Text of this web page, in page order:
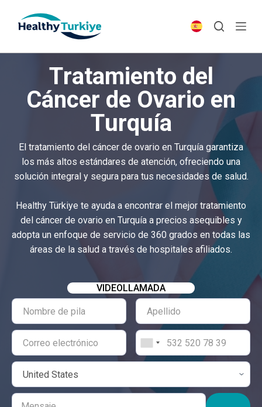
p
n
Tratamiento del
Cáncer de Ovario en
Turquía
El tratamiento del cáncer de ovario en Turquía garantiza
los más altos estándares de atención, ofreciendo una
solución integral y segura para tus necesidades de salud.
Healthy Türkiye te ayuda a encontrar el mejor tratamiento
del cáncer de ovario en Turquía a precios asequibles y
adopta un enfoque de servicio de 360 grados en todas las
áreas de la salud a través de hospitales afiliados.
VIDEOLLAMADA